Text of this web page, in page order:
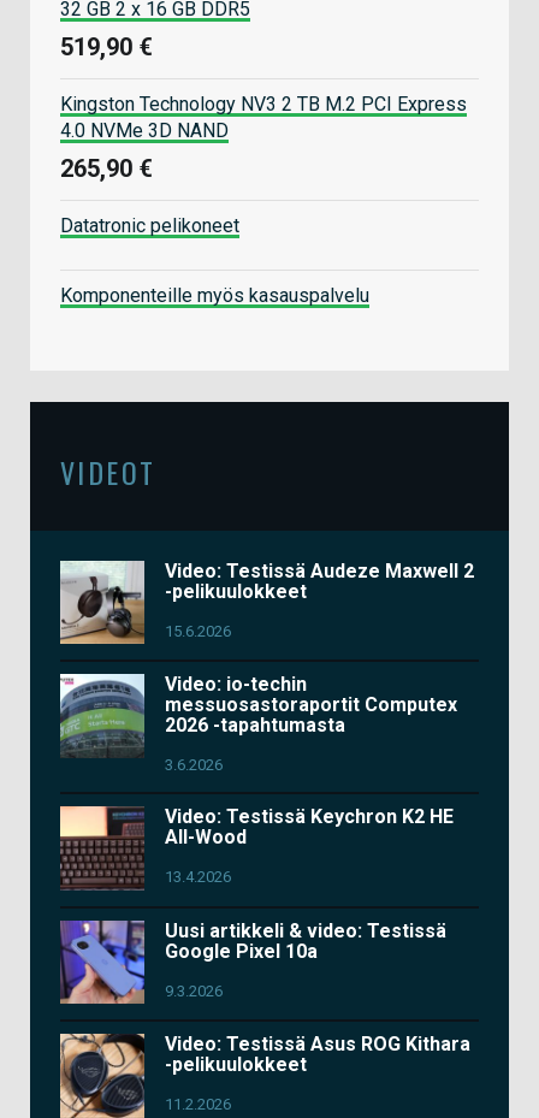
32 GB 2 x 16 GB DDR5
519,90 €
Kingston Technology NV3 2 TB M.2 PCI Express
4.0 NVMe 3D NAND
265,90 €
Datatronic pelikoneet
Komponenteille myös kasauspalvelu
VIDEOT
Video: Testissä Audeze Maxwell 2
-pelikuulokkeet
15.6.2026
Video: io-techin
messuosastoraportit Computex
2026 -tapahtumasta
3.6.2026
Video: Testissä Keychron K2 HE
All-Wood
13.4.2026
Uusi artikkeli & video: Testissä
Google Pixel 10a
9.3.2026
Video: Testissä Asus ROG Kithara
-pelikuulokkeet
11.2.2026